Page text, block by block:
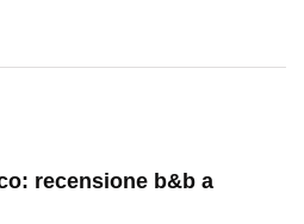
recensione b&b a